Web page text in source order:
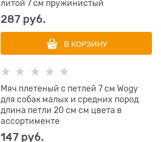
литой 7 см пружинистый
287 руб.
В КОРЗИНУ
Мяч плетеный с петлей 7 см Wogy
для собак малых и средних пород
длина петли 20 см см цвета в
ассортименте
147 руб.